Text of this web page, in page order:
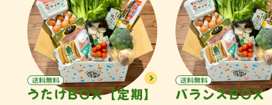
うたげBOX【定期】
バランスBOX